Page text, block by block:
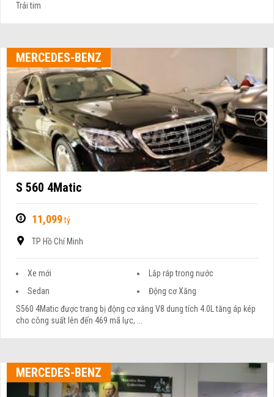
Trái tim
MERCEDES-BENZ
S 560 4Matic
11,099tỷ
TP Hồ Chí Minh
Xe mới
Lắp ráp trong nước
Sedan
Động cơ Xăng
S560 4Matic được trang bị động cơ xăng V8 dung tích 4.0L tăng áp kép
cho công suất lên đến 469 mã lực, ...
MERCEDES-BENZ